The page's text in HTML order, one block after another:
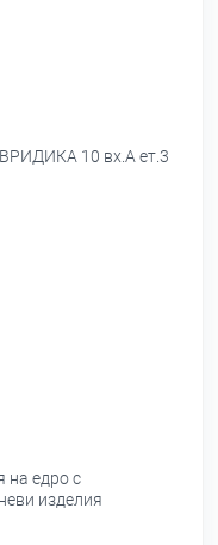
10 вх.А ет.3
на едро с
изделия